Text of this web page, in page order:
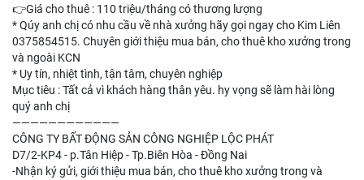
👉Giá cho thuê : 110 triệu/tháng có thương lượng
* Qúy anh chị có nhu cầu về nhà xưởng hãy gọi ngay cho Kim Liên
0375854515. Chuyên giới thiệu mua bán, cho thuê kho xưởng trong
và ngoài KCN
* Uy tín, nhiệt tình, tận tâm, chuyên nghiệp
Mục tiêu : Tất cả vì khách hàng thân yêu. hy vọng sẽ làm hài lòng
quý anh chị
————————————
CÔNG TY BẤT ĐỘNG SẢN CÔNG NGHIỆP LỘC PHÁT
D7/2-KP4 - p.Tân Hiệp - Tp.Biên Hòa - Đồng Nai
-Nhận ký gửi, giới thiệu mua bán, cho thuê kho xưởng trong và